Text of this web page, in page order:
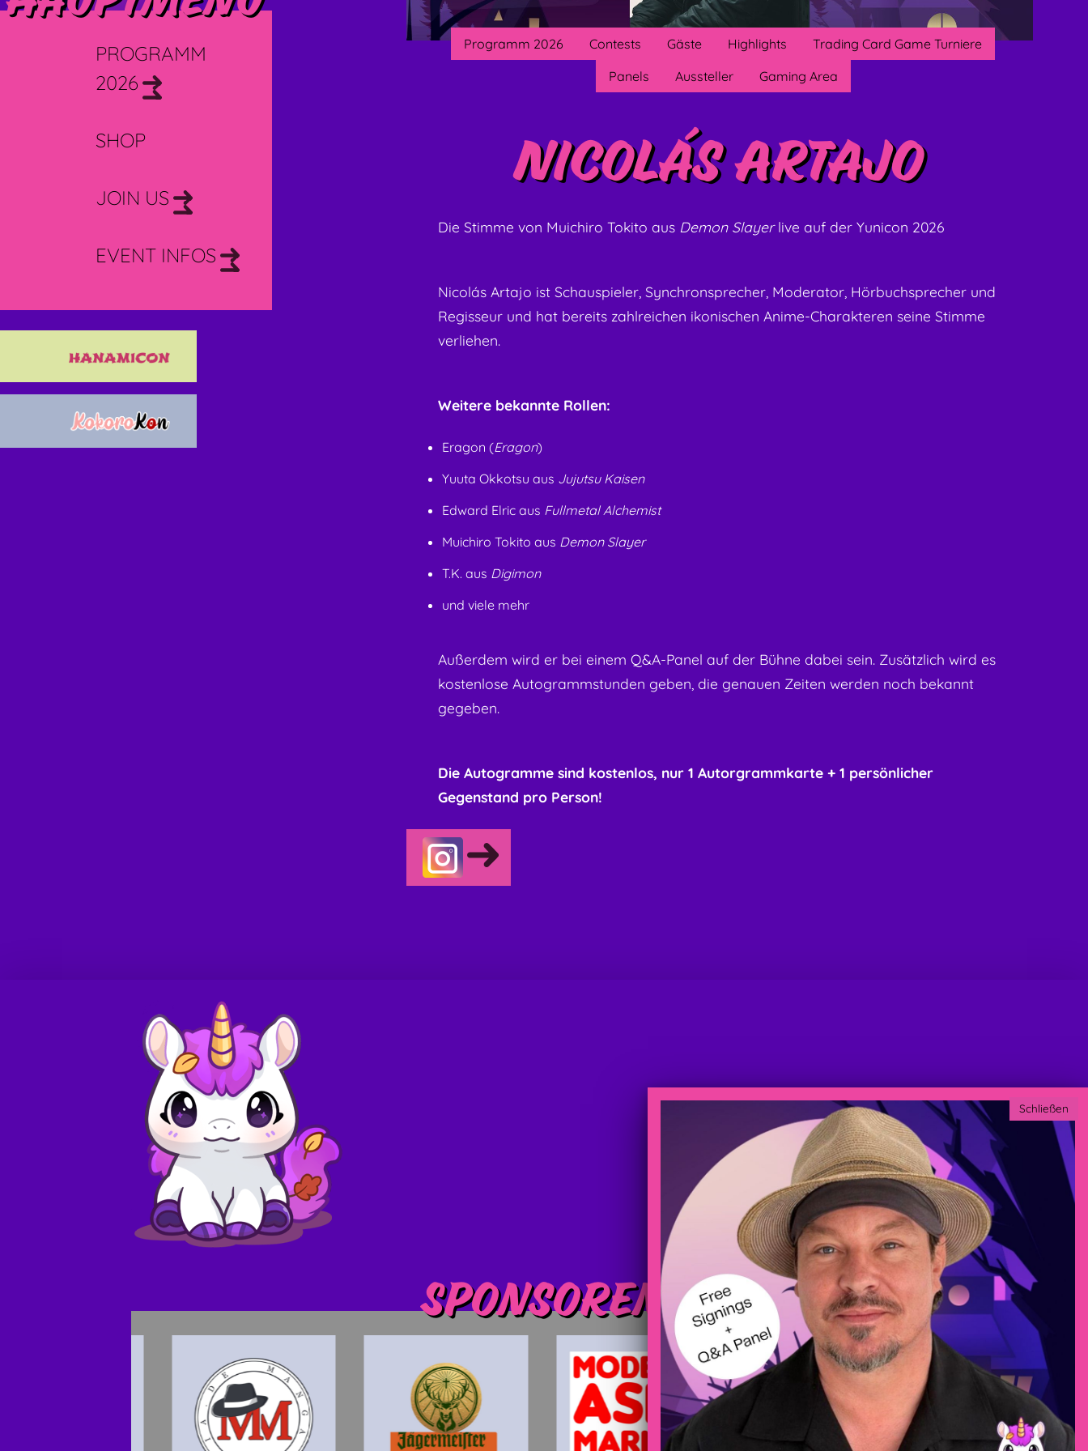
Programm 2026 Contests Gäste Highlights
Trading Card Game Turniere
Panels
Aussteller Gaming Area
Nicolás Artajo
Die Stimme von Muichiro Tokito aus Demon Slayerlive auf der Yunicon 2026
Nicolás Artajo ist Schauspieler, Synchronsprecher, Moderator, Hörbuchsprecher und
Regisseur und hat bereits zahlreichen ikonischen Anime-Charakteren seine Stimme
verliehen.
Weitere bekannte Rollen:
Eragon (Eragon)
Yuuta Okkotsu aus Jujutsu Kaisen
Edward Elric aus Fullmetal Alchemist
Muichiro Tokito aus Demon Slayer
T.K. aus Digimon
und viele mehr
Außerdem wird er bei einem Q&A-Panel auf der Bühne dabei sein. Zusätzlich wird es
kostenlose Autogrammstunden geben, die genauen Zeiten werden noch bekannt
gegeben.
Die Autogramme sind kostenlos, nur 1 Autorgrammkarte + 1 persönlicher
Gegenstand pro Person!
PROGRAMM
2026
SHOP
JOIN US
EVENT INFOS
Schließen
Sponsoren